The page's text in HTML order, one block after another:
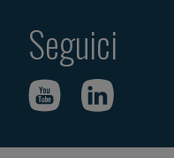
Seguici